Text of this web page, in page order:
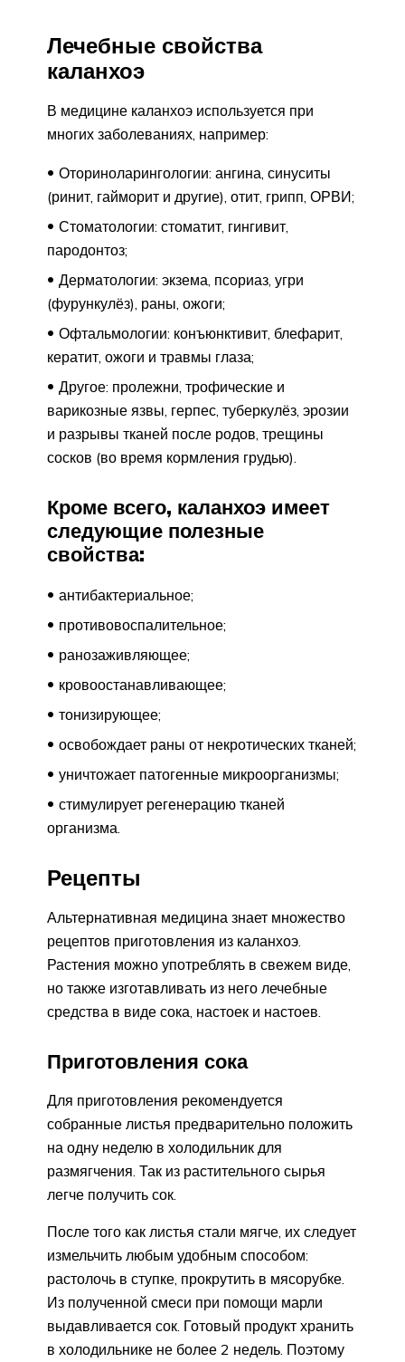
Лечебные свойства
каланхоэ
В медицине каланхоэ используется при
многих заболеваниях, например:
Оториноларингологии: ангина, синуситы
(ринит, гайморит и другие), отит, грипп, ОРВИ;
Стоматологии: стоматит, гингивит,
пародонтоз;
Дерматологии: экзема, псориаз, угри
(фурункулёз), раны, ожоги;
Офтальмологии: конъюнктивит, блефарит,
кератит, ожоги и травмы глаза;
Другое: пролежни, трофические и
варикозные язвы, герпес, туберкулёз, эрозии
и разрывы тканей после родов, трещины
сосков (во время кормления грудью).
Кроме всего, каланхоэ имеет
следующие полезные
свойства:
антибактериальное;
противовоспалительное;
ранозаживляющее;
кровоостанавливающее;
тонизирующее;
освобождает раны от некротических тканей;
уничтожает патогенные микроорганизмы;
стимулирует регенерацию тканей
организма.
Рецепты
Альтернативная медицина знает множество
рецептов приготовления из каланхоэ.
Растения можно употреблять в свежем виде,
но также изготавливать из него лечебные
средства в виде сока, настоек и настоев.
Приготовления сока
Для приготовления рекомендуется
собранные листья предварительно положить
на одну неделю в холодильник для
размягчения. Так из растительного сырья
легче получить сок.
После того как листья стали мягче, их следует
измельчить любым удобным способом:
растолочь в ступке, прокрутить в мясорубке.
Из полученной смеси при помощи марли
выдавливается сок. Готовый продукт хранить
в холодильнике не более 2 недель. Поэтому